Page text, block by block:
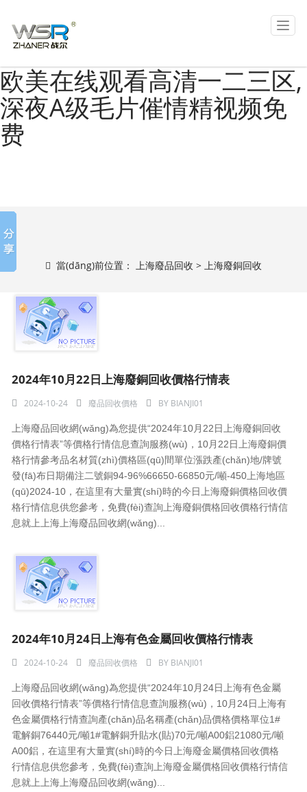
热re99久久6国产精品,欧美
日韩国产欧美日韩日本国产,
欧美在线观看高清一二三区,
深夜A级毛片催情精视频免
费
上
海
品
回
收
網
(
當(dāng)前位置： 上海廢品回收 > 上海廢銅回收
2024年10月22日上海廢銅回收價格行情表
2024-10-24 廢品回收價格 BY BIANJI01
上海廢品回收網(wǎng)為您提供“2024年10月22日上海廢銅回收
價格行情表”等價格行情信息查詢服務(wù)，10月22日上海廢銅價
格行情參考品名材質(zhì)價格區(qū)間單位漲跌產(chǎn)地/牌號
發(fā)布日期備注二號銅94-96%66650-66850元/噸-450上海地區
(qū)2024-10，在這里有大量實(shí)時的今日上海廢銅價格回收價
格行情信息供您參考，免費(fèi)查詢上海廢銅價格回收價格行情信
息就上上海上海廢品回收網(wǎng)...
2024年10月24日上海有色金屬回收價格行情表
2024-10-24 廢品回收價格 BY BIANJI01
上海廢品回收網(wǎng)為您提供“2024年10月24日上海有色金屬
回收價格行情表”等價格行情信息查詢服務(wù)，10月24日上海有
色金屬價格行情查詢產(chǎn)品名稱產(chǎn)品價格價格單位1#
電解銅76440元/噸1#電解銅升貼水(貼)70元/噸A00鋁21080元/噸
A00鋁，在這里有大量實(shí)時的今日上海廢金屬價格回收價格
行情信息供您參考，免費(fèi)查詢上海廢金屬價格回收價格行情信
息就上上海上海廢品回收網(wǎng)...